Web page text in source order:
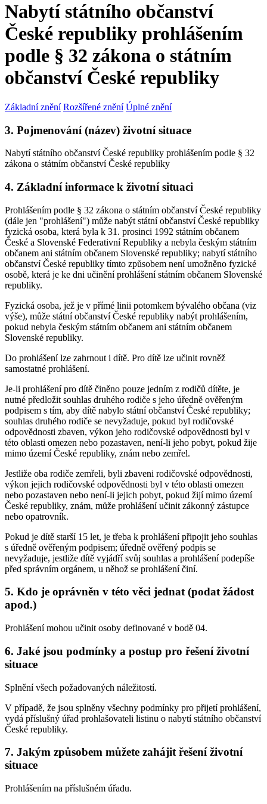
Nabytí státního občanství
České republiky prohlášením
podle § 32 zákona o státním
občanství České republiky
Základní znění Rozšířené znění Úplné znění
3. Pojmenování (název) životní situace
Nabytí státního občanství České republiky prohlášením podle § 32
zákona o státním občanství České republiky
4. Základní informace k životní situaci
Prohlášením podle § 32 zákona o státním občanství České republiky
(dále jen "prohlášení") může nabýt státní občanství České republiky
fyzická osoba, která byla k 31. prosinci 1992 státním občanem
České a Slovenské Federativní Republiky a nebyla českým státním
občanem ani státním občanem Slovenské republiky; nabytí státního
občanství České republiky tímto způsobem není umožněno fyzické
osobě, která je ke dni učinění prohlášení státním občanem Slovenské
republiky.
Fyzická osoba, jež je v přímé linii potomkem bývalého občana (viz
výše), může státní občanství České republiky nabýt prohlášením,
pokud nebyla českým státním občanem ani státním občanem
Slovenské republiky.
Do prohlášení lze zahrnout i dítě. Pro dítě lze učinit rovněž
samostatné prohlášení.
Je-li prohlášení pro dítě činěno pouze jedním z rodičů dítěte, je
nutné předložit souhlas druhého rodiče s jeho úředně ověřeným
podpisem s tím, aby dítě nabylo státní občanství České republiky;
souhlas druhého rodiče se nevyžaduje, pokud byl rodičovské
odpovědnosti zbaven, výkon jeho rodičovské odpovědnosti byl v
této oblasti omezen nebo pozastaven, není-li jeho pobyt, pokud žije
mimo území České republiky, znám nebo zemřel.
Jestliže oba rodiče zemřeli, byli zbaveni rodičovské odpovědnosti,
výkon jejich rodičovské odpovědnosti byl v této oblasti omezen
nebo pozastaven nebo není-li jejich pobyt, pokud žijí mimo území
České republiky, znám, může prohlášení učinit zákonný zástupce
nebo opatrovník.
Pokud je dítě starší 15 let, je třeba k prohlášení připojit jeho souhlas
s úředně ověřeným podpisem; úředně ověřený podpis se
nevyžaduje, jestliže dítě vyjádří svůj souhlas a prohlášení podepíše
před správním orgánem, u něhož se prohlášení činí.
5. Kdo je oprávněn v této věci jednat (podat žádost
apod.)
Prohlášení mohou učinit osoby definované v bodě 04.
6. Jaké jsou podmínky a postup pro řešení životní
situace
Splnění všech požadovaných náležitostí.
V případě, že jsou splněny všechny podmínky pro přijetí prohlášení,
vydá příslušný úřad prohlašovateli listinu o nabytí státního občanství
České republiky.
7. Jakým způsobem můžete zahájit řešení životní
situace
Prohlášením na příslušném úřadu.